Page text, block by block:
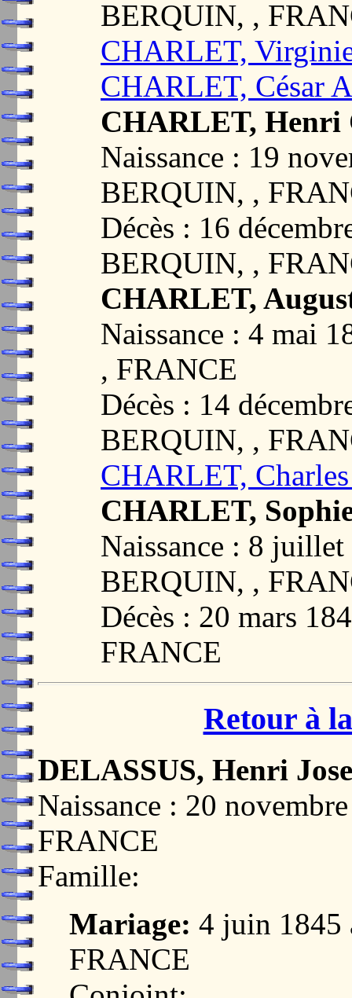
BERQUIN, ,
CHARLET,
CHARLET, César
CHARLET, Henri
Naissance : 19
BERQUIN, ,
Décès : 16
BERQUIN, ,
CHARLET,
Naissance : 4 mai
, FRANCE
Décès : 14
BERQUIN, ,
CHARLET,
CHARLET,
Naissance : 8
BERQUIN, ,
Décès : 20 mars
FRANCE
Retour à
DELASSUS, Henri
Naissance : 20
FRANCE
Famille:
Mariage: 4 juin
FRANCE